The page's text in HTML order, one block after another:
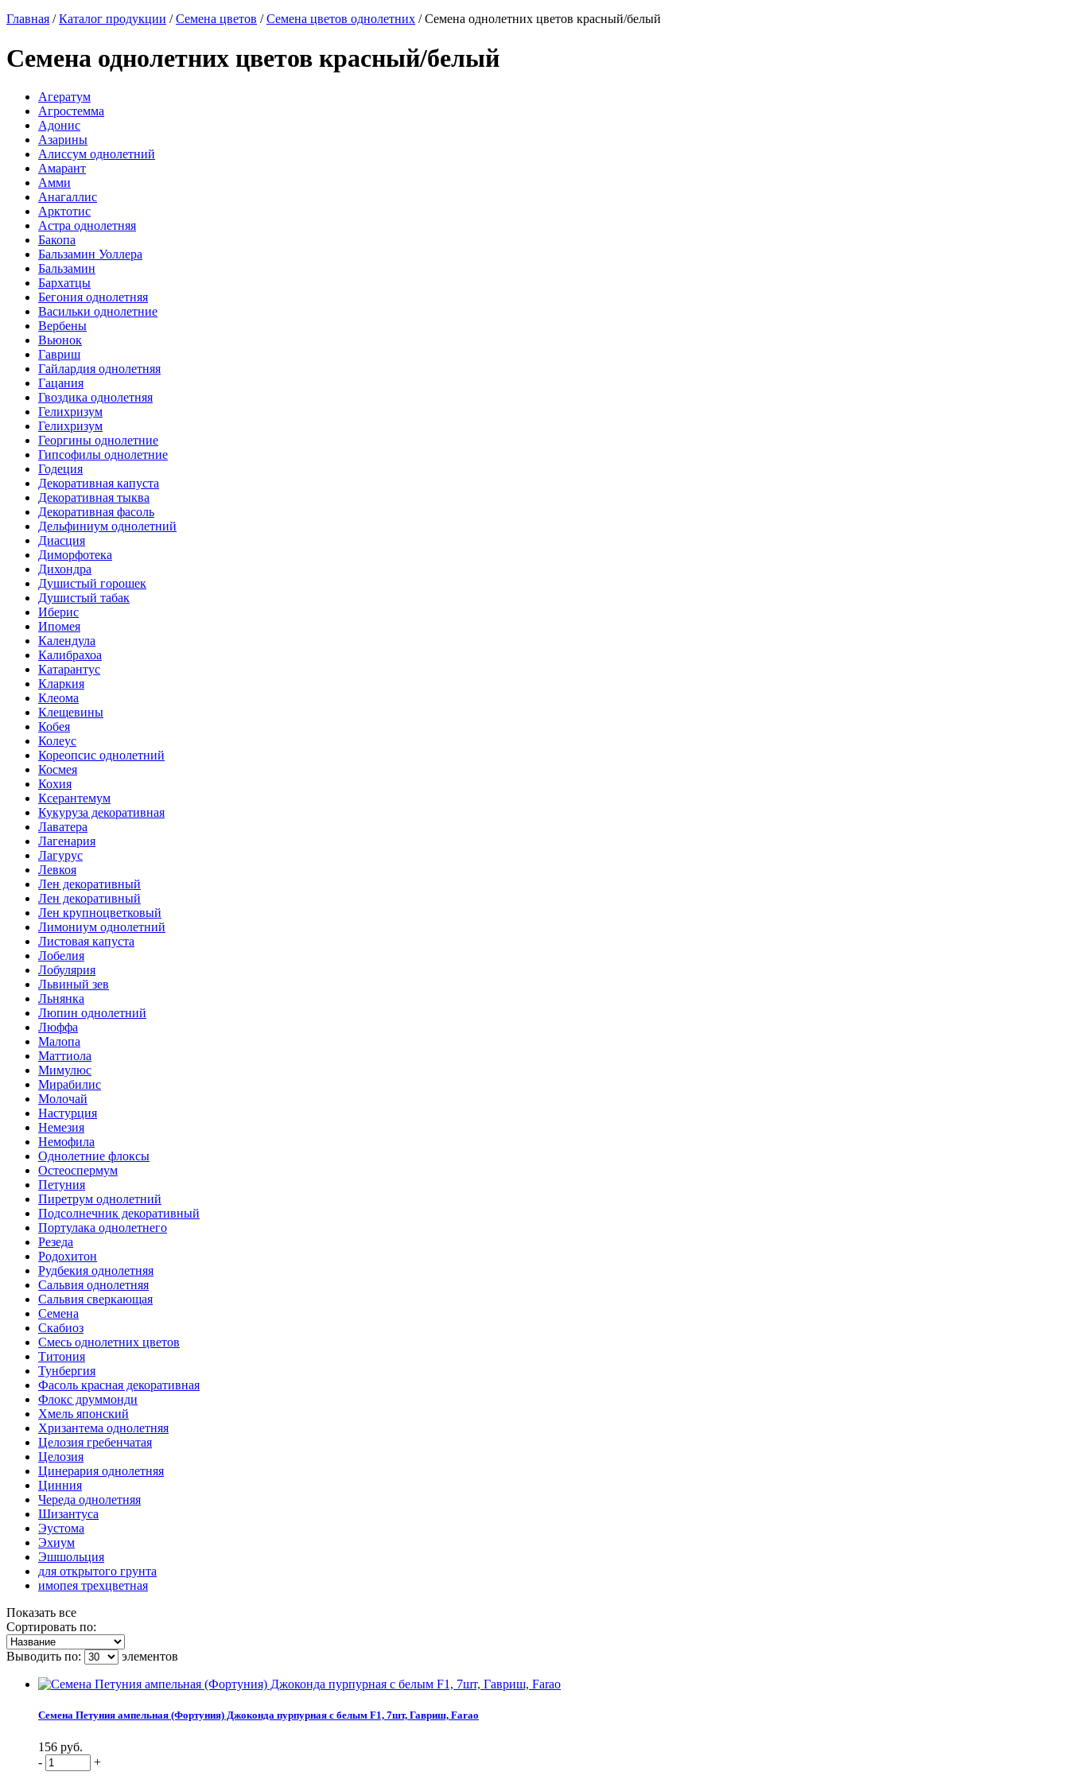
Главная /Каталог продукции /Семена цветов /Семена цветов однолетних /Семена однолетних цветов красный/белый
Семена однолетних цветов красный/белый
Агератум
Агростемма
Адонис
Азарины
Алиссум однолетний
Амарант
Амми
Анагаллис
Арктотис
Астра однолетняя
Бакопа
Бальзамин Уоллера
Бальзамин
Бархатцы
Бегония однолетняя
Васильки однолетние
Вербены
Вьюнок
Гавриш
Гайлардия однолетняя
Гацания
Гвоздика однолетняя
Гелихризум
Гелихризум
Георгины однолетние
Гипсофилы однолетние
Годеция
Декоративная капуста
Декоративная тыква
Декоративная фасоль
Дельфиниум однолетний
Диасция
Диморфотека
Дихондра
Душистый горошек
Душистый табак
Иберис
Ипомея
Календула
Калибрахоа
Катарантус
Кларкия
Клеома
Клещевины
Кобея
Колеус
Кореопсис однолетний
Космея
Кохия
Ксерантемум
Кукуруза декоративная
Лаватера
Лагенария
Лагурус
Левкоя
Лен декоративный
Лен декоративный
Лен крупноцветковый
Лимониум однолетний
Листовая капуста
Лобелия
Лобулярия
Львиный зев
Льнянка
Люпин однолетний
Люффа
Малопа
Маттиола
Мимулюс
Мирабилис
Молочай
Настурция
Немезия
Немофила
Однолетние флоксы
Остеоспермум
Петуния
Пиретрум однолетний
Подсолнечник декоративный
Портулака однолетнего
Резеда
Родохитон
Рудбекия однолетняя
Сальвия однолетняя
Сальвия сверкающая
Семена
Скабиоз
Смесь однолетних цветов
Титония
Тунбергия
Фасоль красная декоративная
Флокс друммонди
Хмель японский
Хризантема однолетняя
Целозия гребенчатая
Целозия
Цинерария однолетняя
Цинния
Череда однолетняя
Шизантуса
Эустома
Эхиум
Эшшольция
для открытого грунта
имопея трехцветная
Показать все
Сортировать по:
Выводить по: элементов
Семена Петуния ампельная (Фортуния) Джоконда пурпурная с белым F1, 7шт, Гавриш, Farao
156 руб.
-
+